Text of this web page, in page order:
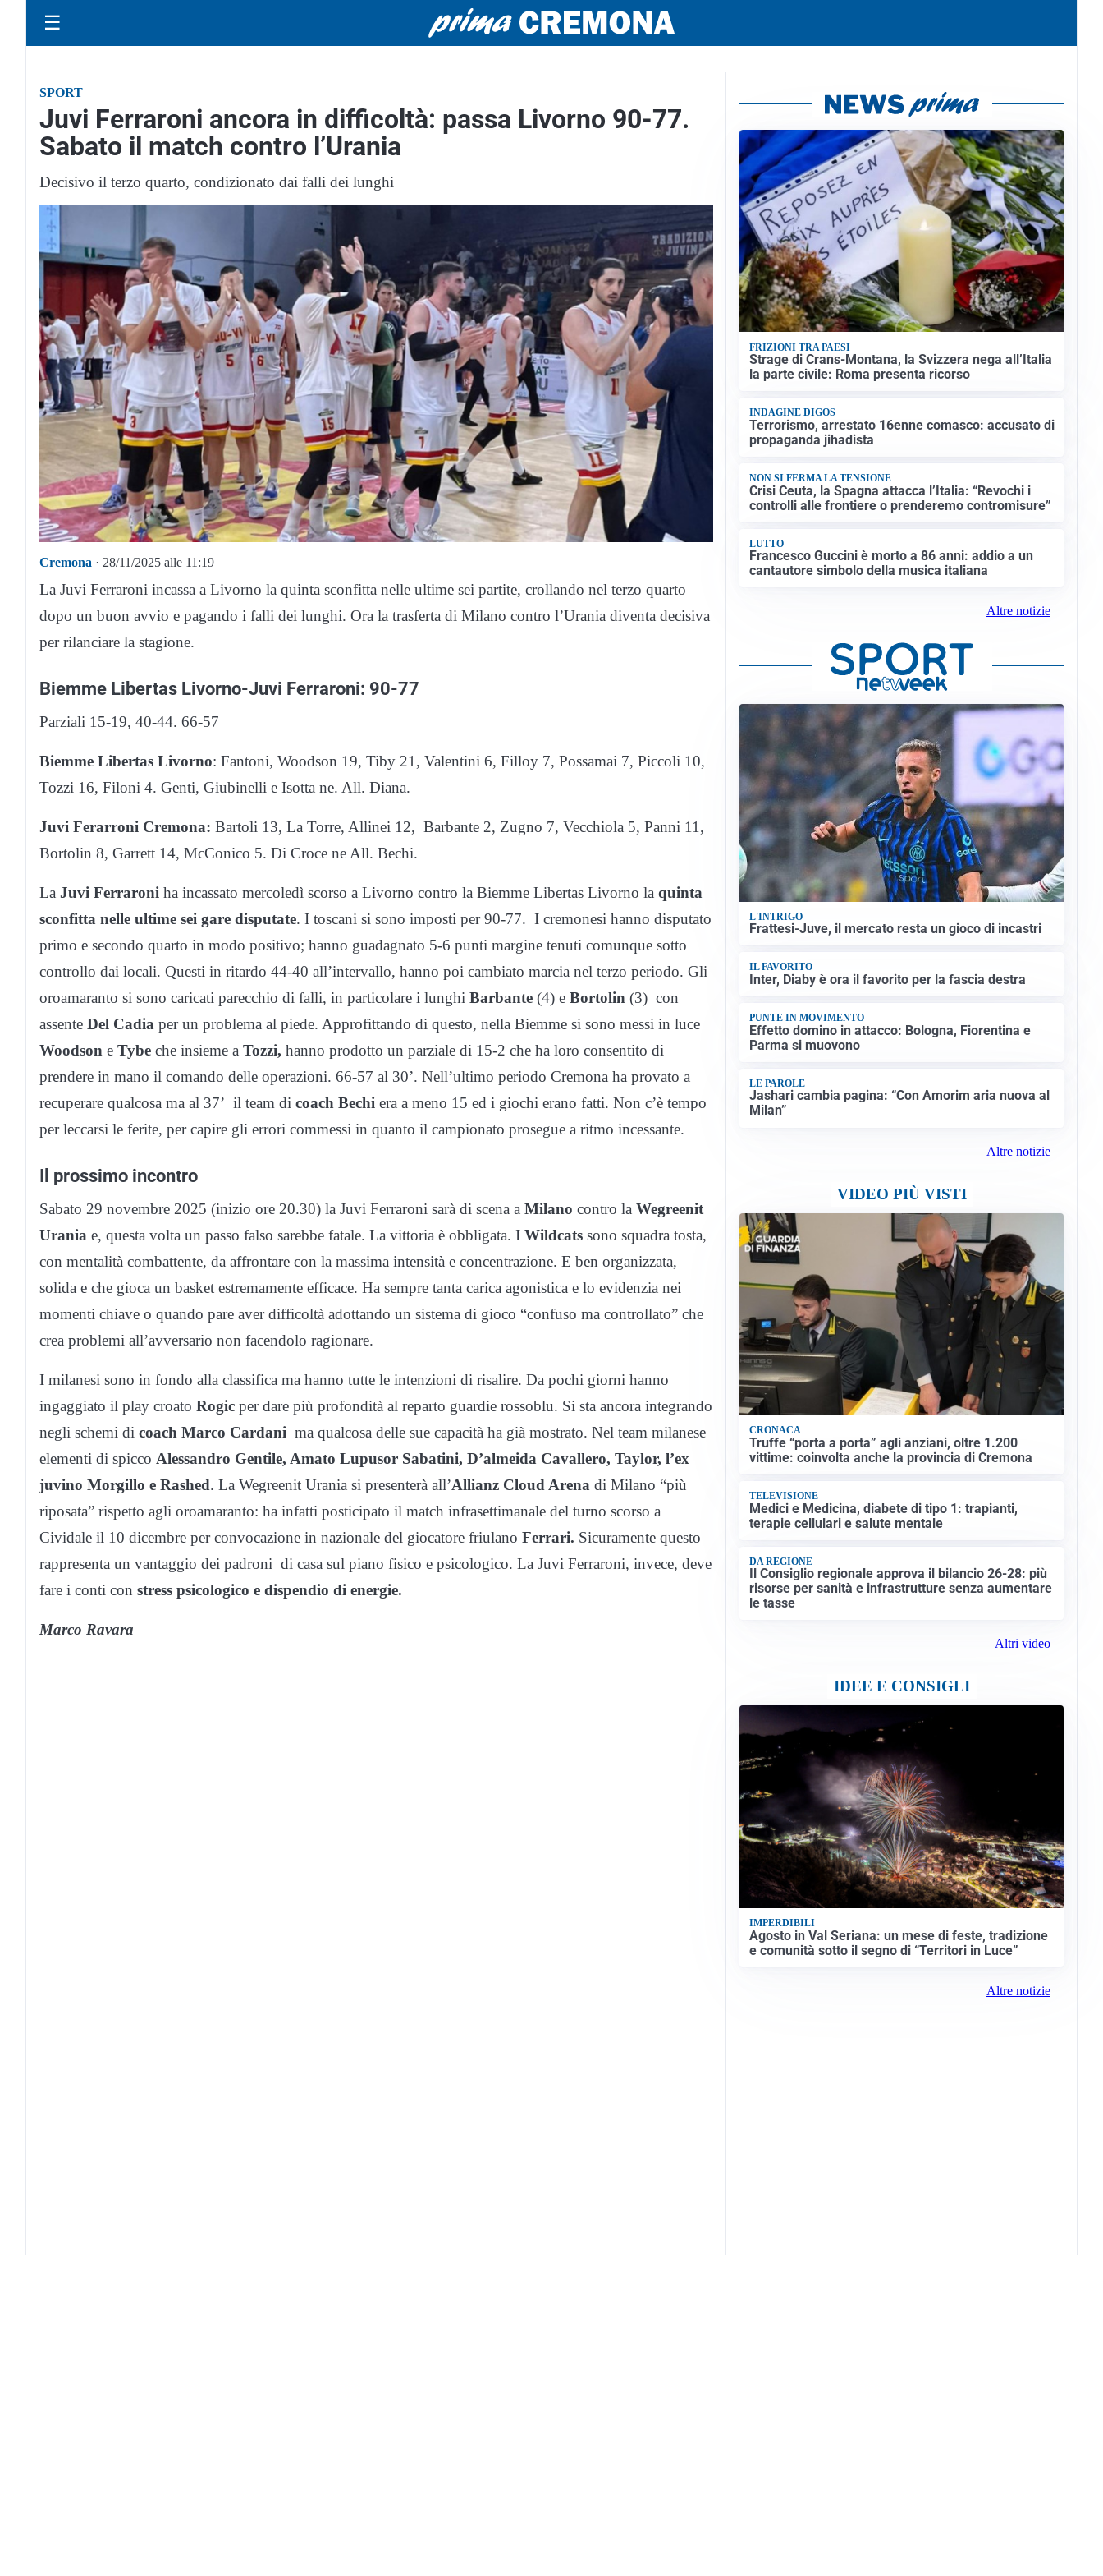
☰
SPORT
Juvi Ferraroni ancora in difficoltà: passa Livorno 90-77.
Sabato il match contro l’Urania
Decisivo il terzo quarto, condizionato dai falli dei lunghi
Cremona · 28/11/2025 alle 11:19
La Juvi Ferraroni incassa a Livorno la quinta sconfitta nelle ultime sei partite, crollando nel terzo quarto
dopo un buon avvio e pagando i falli dei lunghi. Ora la trasferta di Milano contro l’Urania diventa decisiva
per rilanciare la stagione.
Biemme Libertas Livorno-Juvi Ferraroni: 90-77
Parziali 15-19, 40-44. 66-57
Biemme Libertas Livorno: Fantoni, Woodson 19, Tiby 21, Valentini 6, Filloy 7, Possamai 7, Piccoli 10,
Tozzi 16, Filoni 4. Genti, Giubinelli e Isotta ne. All. Diana.
Juvi Ferarroni Cremona: Bartoli 13, La Torre, Allinei 12, Barbante 2, Zugno 7, Vecchiola 5, Panni 11,
Bortolin 8, Garrett 14, McConico 5. Di Croce ne All. Bechi.
La Juvi Ferraroni ha incassato mercoledì scorso a Livorno contro la Biemme Libertas Livorno la quinta
sconfitta nelle ultime sei gare disputate. I toscani si sono imposti per 90-77. I cremonesi hanno disputato
primo e secondo quarto in modo positivo; hanno guadagnato 5-6 punti margine tenuti comunque sotto
controllo dai locali. Questi in ritardo 44-40 all’intervallo, hanno poi cambiato marcia nel terzo periodo. Gli
oroamaranto si sono caricati parecchio di falli, in particolare i lunghi Barbante (4) e Bortolin (3) con
assente Del Cadia per un problema al piede. Approfittando di questo, nella Biemme si sono messi in luce
Woodson e Tybe che insieme a Tozzi, hanno prodotto un parziale di 15-2 che ha loro consentito di
prendere in mano il comando delle operazioni. 66-57 al 30’. Nell’ultimo periodo Cremona ha provato a
recuperare qualcosa ma al 37’ il team di coach Bechi era a meno 15 ed i giochi erano fatti. Non c’è tempo
per leccarsi le ferite, per capire gli errori commessi in quanto il campionato prosegue a ritmo incessante.
Il prossimo incontro
Sabato 29 novembre 2025 (inizio ore 20.30) la Juvi Ferraroni sarà di scena a Milano contro la Wegreenit
Urania e, questa volta un passo falso sarebbe fatale. La vittoria è obbligata. I Wildcats sono squadra tosta,
con mentalità combattente, da affrontare con la massima intensità e concentrazione. E ben organizzata,
solida e che gioca un basket estremamente efficace. Ha sempre tanta carica agonistica e lo evidenzia nei
momenti chiave o quando pare aver difficoltà adottando un sistema di gioco “confuso ma controllato” che
crea problemi all’avversario non facendolo ragionare.
I milanesi sono in fondo alla classifica ma hanno tutte le intenzioni di risalire. Da pochi giorni hanno
ingaggiato il play croato Rogic per dare più profondità al reparto guardie rossoblu. Si sta ancora integrando
negli schemi di coach Marco Cardani ma qualcosa delle sue capacità ha già mostrato. Nel team milanese
elementi di spicco Alessandro Gentile, Amato Lupusor Sabatini, D’almeida Cavallero, Taylor, l’ex
juvino Morgillo e Rashed. La Wegreenit Urania si presenterà all’Allianz Cloud Arena di Milano “più
riposata” rispetto agli oroamaranto: ha infatti posticipato il match infrasettimanale del turno scorso a
Cividale il 10 dicembre per convocazione in nazionale del giocatore friulano Ferrari. Sicuramente questo
rappresenta un vantaggio dei padroni di casa sul piano fisico e psicologico. La Juvi Ferraroni, invece, deve
fare i conti con stress psicologico e dispendio di energie.
Marco Ravara
FRIZIONI TRA PAESI
Strage di Crans-Montana, la Svizzera nega all’Italia
la parte civile: Roma presenta ricorso
INDAGINE DIGOS
Terrorismo, arrestato 16enne comasco: accusato di
propaganda jihadista
NON SI FERMA LA TENSIONE
Crisi Ceuta, la Spagna attacca l’Italia: “Revochi i
controlli alle frontiere o prenderemo contromisure”
LUTTO
Francesco Guccini è morto a 86 anni: addio a un
cantautore simbolo della musica italiana
Altre notizie
L'INTRIGO
Frattesi-Juve, il mercato resta un gioco di incastri
IL FAVORITO
Inter, Diaby è ora il favorito per la fascia destra
PUNTE IN MOVIMENTO
Effetto domino in attacco: Bologna, Fiorentina e
Parma si muovono
LE PAROLE
Jashari cambia pagina: “Con Amorim aria nuova al
Milan”
Altre notizie
VIDEO PIÙ VISTI
CRONACA
Truffe “porta a porta” agli anziani, oltre 1.200
vittime: coinvolta anche la provincia di Cremona
TELEVISIONE
Medici e Medicina, diabete di tipo 1: trapianti,
terapie cellulari e salute mentale
DA REGIONE
Il Consiglio regionale approva il bilancio 26-28: più
risorse per sanità e infrastrutture senza aumentare
le tasse
Altri video
IDEE E CONSIGLI
IMPERDIBILI
Agosto in Val Seriana: un mese di feste, tradizione
e comunità sotto il segno di “Territori in Luce”
Altre notizie